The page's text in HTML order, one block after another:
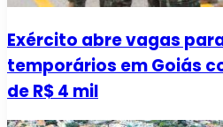
Exército abre vagas
temporários em Goiás
de R$ 4 mil